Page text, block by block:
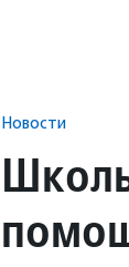
Новости